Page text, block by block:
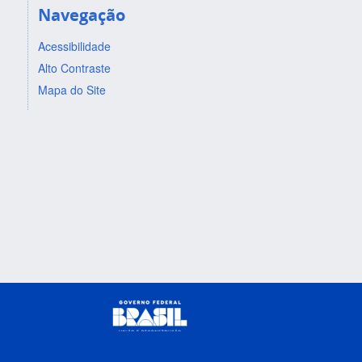
Navegação
Acessibilidade
Alto Contraste
Mapa do Site